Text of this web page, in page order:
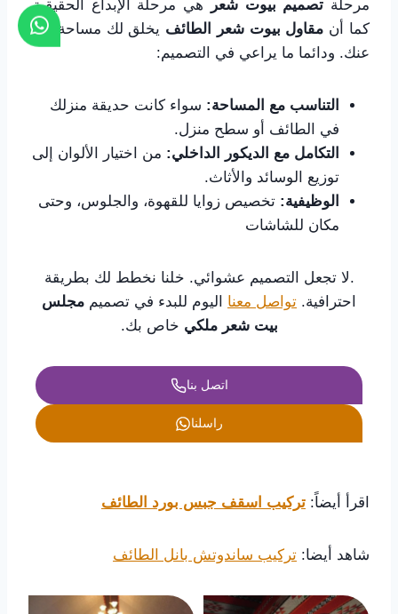
مرحلة تصميم بيوت شعر
هي مرحلة الإبداع الحقيقية.
كما أن مقاول بيوت شعر الطائف يخلق لك مساحة تعبر
عنك. ودائما ما يراعي في التصميم:
التناسب مع المساحة: سواء كانت حديقة منزلك
في الطائف أو سطح منزل.
التكامل مع الديكور الداخلي: من اختيار الألوان إلى
توزيع الوسائد والأثاث.
الوظيفية: تخصيص زوايا للقهوة، والجلوس، وحتى
مكان للشاشات
.لا تجعل التصميم عشوائي. خلنا نخطط لك بطريقة
احترافية. تواصل معنا اليوم للبدء في تصميم مجلس
بيت شعر ملكي خاص بك.
اتصل بنا
راسلنا
اقرأ أيضاً: تركيب اسقف جبس بورد الطائف
شاهد أيضا: تركيب ساندوتش بانل الطائف